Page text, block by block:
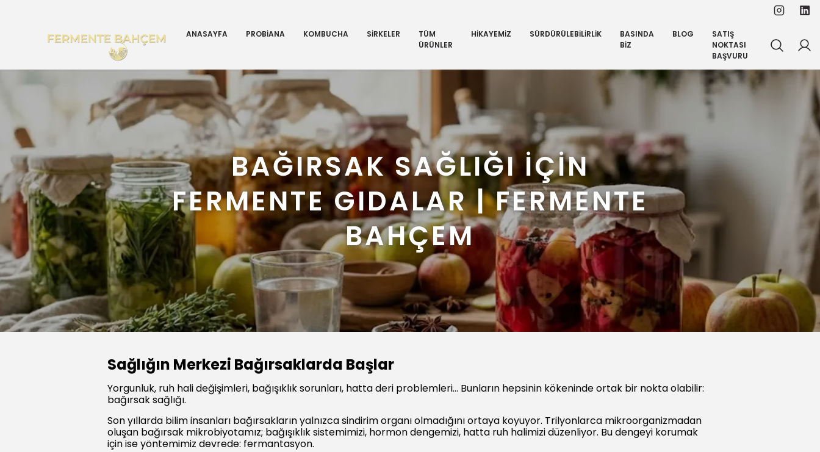
ANASAYFA PROBİANA KOMBUCHA SİRKELER
TÜM
ÜRÜNLER
HİKAYEMİZ SÜRDÜRÜLEBİLİRLİK
BASINDA
BİZ
BLOG
SATIŞ
NOKTASI
BAŞVURU
BAĞIRSAK SAĞLIĞI İÇİN
FERMENTE GIDALAR | FERMENTE
BAHÇEM
Sağlığın Merkezi Bağırsaklarda Başlar
Yorgunluk, ruh hali değişimleri, bağışıklık sorunları, hatta deri problemleri... Bunların hepsinin kökeninde ortak bir nokta olabilir:
bağırsak sağlığı.
Son yıllarda bilim insanları bağırsakların yalnızca sindirim organı olmadığını ortaya koyuyor. Trilyonlarca mikroorganizmadan
oluşan bağırsak mikrobiyotamız; bağışıklık sistemimizi, hormon dengemizi, hatta ruh halimizi düzenliyor. Bu dengeyi korumak
için ise yöntemimiz devrede: fermantasyon.